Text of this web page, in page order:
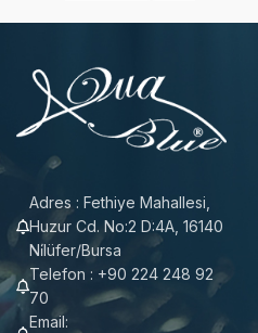
Adres : Fethiye Mahallesi,
Huzur Cd. No:2 D:4A, 16140
Ni̇lüfer/Bursa
Telefon : +90 224 248 92
70
Email: